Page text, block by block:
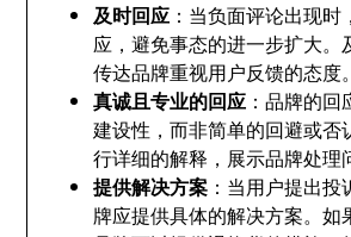
及时回应 ：当负面评论出现
应，避免事态的进一步扩大。
传达品牌重视用户反馈的态度。
真诚且专业的回应 ：品牌的
建设性，而非简单的回避或否
行详细的解释，展示品牌处理
提供解决方案 ：当用户提出
牌应提供具体的解决方案。如